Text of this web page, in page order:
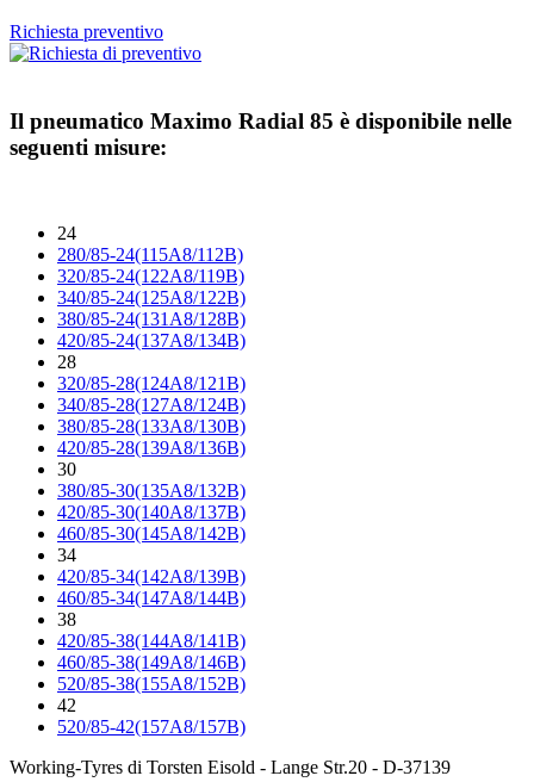
Richiesta preventivo
Il pneumatico Maximo Radial 85 è disponibile nelle
seguenti misure:
24
280/85-24(115A8/112B)
320/85-24(122A8/119B)
340/85-24(125A8/122B)
380/85-24(131A8/128B)
420/85-24(137A8/134B)
28
320/85-28(124A8/121B)
340/85-28(127A8/124B)
380/85-28(133A8/130B)
420/85-28(139A8/136B)
30
380/85-30(135A8/132B)
420/85-30(140A8/137B)
460/85-30(145A8/142B)
34
420/85-34(142A8/139B)
460/85-34(147A8/144B)
38
420/85-38(144A8/141B)
460/85-38(149A8/146B)
520/85-38(155A8/152B)
42
520/85-42(157A8/157B)
Working-Tyres di Torsten Eisold - Lange Str.20 - D-37139